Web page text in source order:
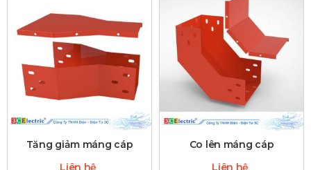
Tăng giảm máng cáp
Liên hệ
Co lên máng cáp
Liên hệ